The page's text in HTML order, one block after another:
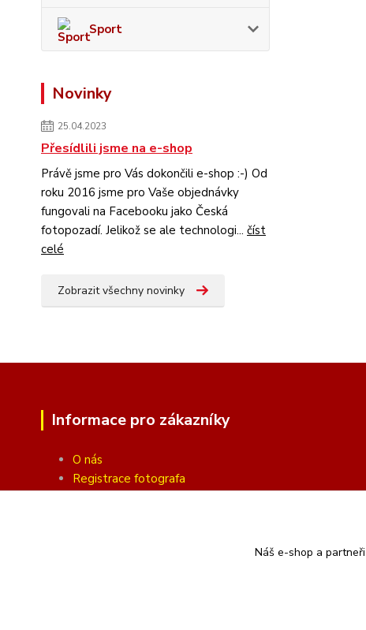
Sport
Novinky
25.04.2023
Přesídlili jsme na e-shop
Právě jsme pro Vás dokončili e-shop :-) Od
roku 2016 jsme pro Vaše objednávky
fungovali na Facebooku jako Česká
fotopozadí. Jelikož se ale technologi... číst
celé
Zobrazit všechny novinky
Informace pro zákazníky
O nás
Registrace fotografa
Náš e-shop a